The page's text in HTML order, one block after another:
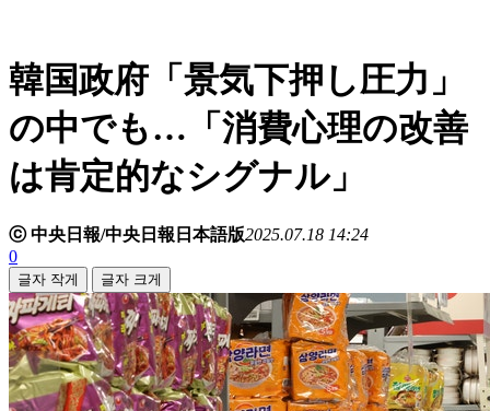
韓国政府「景気下押し圧力」
の中でも…「消費心理の改善
は肯定的なシグナル」
ⓒ 中央日報/中央日報日本語版2025.07.18 14:24
0
글자 작게 글자 크게